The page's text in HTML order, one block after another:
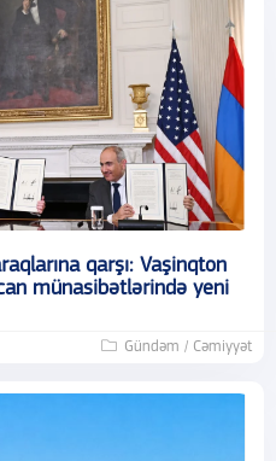
qarşı: Vaşinqton
münasibətlərində yeni
Gündəm / Cəmiyyət